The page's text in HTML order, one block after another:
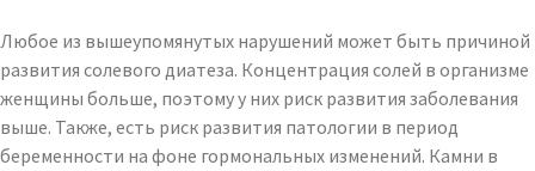
Любое из вышеупомянутых нарушений может быть причиной
развития солевого диатеза. Концентрация солей в организме
женщины больше, поэтому у них риск развития заболевания
выше. Также, есть риск развития патологии в период
беременности на фоне гормональных изменений. Камни в